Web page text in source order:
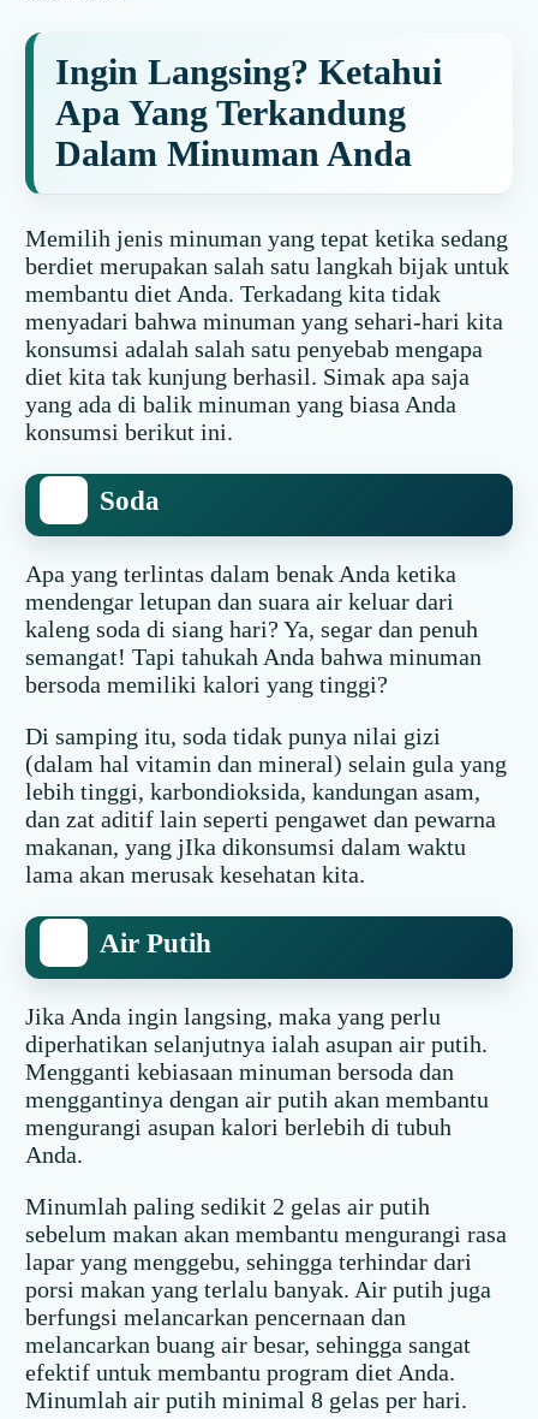
Ingin Langsing? Ketahui
Apa Yang Terkandung
Dalam Minuman Anda
Memilih jenis minuman yang tepat ketika sedang
berdiet merupakan salah satu langkah bijak untuk
membantu diet Anda. Terkadang kita tidak
menyadari bahwa minuman yang sehari-hari kita
konsumsi adalah salah satu penyebab mengapa
diet kita tak kunjung berhasil. Simak apa saja
yang ada di balik minuman yang biasa Anda
konsumsi berikut ini.
Soda
Apa yang terlintas dalam benak Anda ketika
mendengar letupan dan suara air keluar dari
kaleng soda di siang hari? Ya, segar dan penuh
semangat! Tapi tahukah Anda bahwa minuman
bersoda memiliki kalori yang tinggi?
Di samping itu, soda tidak punya nilai gizi
(dalam hal vitamin dan mineral) selain gula yang
lebih tinggi, karbondioksida, kandungan asam,
dan zat aditif lain seperti pengawet dan pewarna
makanan, yang jIka dikonsumsi dalam waktu
lama akan merusak kesehatan kita.
Air Putih
Jika Anda ingin langsing, maka yang perlu
diperhatikan selanjutnya ialah asupan air putih.
Mengganti kebiasaan minuman bersoda dan
menggantinya dengan air putih akan membantu
mengurangi asupan kalori berlebih di tubuh
Anda.
Minumlah paling sedikit 2 gelas air putih
sebelum makan akan membantu mengurangi rasa
lapar yang menggebu, sehingga terhindar dari
porsi makan yang terlalu banyak. Air putih juga
berfungsi melancarkan pencernaan dan
melancarkan buang air besar, sehingga sangat
efektif untuk membantu program diet Anda.
Minumlah air putih minimal 8 gelas per hari.